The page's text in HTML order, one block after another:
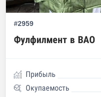
#2959
Фулфилмент в ВАО
Прибыль
Окупаемость